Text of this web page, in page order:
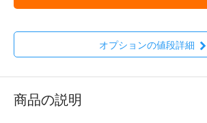
オプションの値段詳細
商品の説明